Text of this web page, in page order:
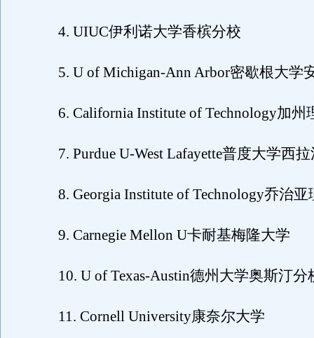
4. UIUC伊利诺大学香槟分校
5. U of Michigan-Ann Arbor密歇根大学
6. California Institute of Technology加州
7. Purdue U-West Lafayette普度大学西
8. Georgia Institute of Technology乔治亚
9. Carnegie Mellon U卡耐基梅隆大学
10. U of Texas-Austin德州大学奥斯汀分
11. Cornell University康奈尔大学